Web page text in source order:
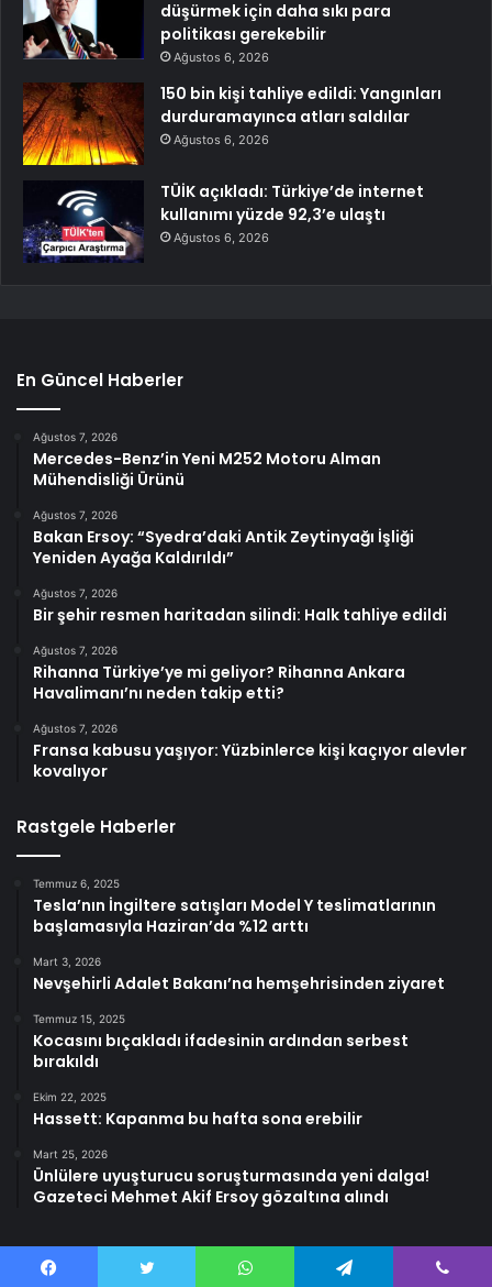
düşürmek için daha sıkı para
politikası gerekebilir
Ağustos 6, 2026
150 bin kişi tahliye edildi: Yangınları
durduramayınca atları saldılar
Ağustos 6, 2026
TÜİK açıkladı: Türkiye’de internet
kullanımı yüzde 92,3’e ulaştı
Ağustos 6, 2026
En Güncel Haberler
Ağustos 7, 2026
Mercedes-Benz’in Yeni M252 Motoru Alman
Mühendisliği Ürünü
Ağustos 7, 2026
Bakan Ersoy: “Syedra’daki Antik Zeytinyağı İşliği
Yeniden Ayağa Kaldırıldı”
Ağustos 7, 2026
Bir şehir resmen haritadan silindi: Halk tahliye edildi
Ağustos 7, 2026
Rihanna Türkiye’ye mi geliyor? Rihanna Ankara
Havalimanı’nı neden takip etti?
Ağustos 7, 2026
Fransa kabusu yaşıyor: Yüzbinlerce kişi kaçıyor alevler
kovalıyor
Rastgele Haberler
Temmuz 6, 2025
Tesla’nın İngiltere satışları Model Y teslimatlarının
başlamasıyla Haziran’da %12 arttı
Mart 3, 2026
Nevşehirli Adalet Bakanı’na hemşehrisinden ziyaret
Temmuz 15, 2025
Kocasını bıçakladı ifadesinin ardından serbest
bırakıldı
Ekim 22, 2025
Hassett: Kapanma bu hafta sona erebilir
Mart 25, 2026
Ünlülere uyuşturucu soruşturmasında yeni dalga!
Gazeteci Mehmet Akif Ersoy gözaltına alındı